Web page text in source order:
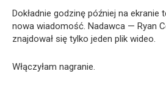
Dokładnie godzinę później na ekranie
nowa wiadomość. Nadawca — Ryan
znajdował się tylko jeden plik wideo.
Włączyłam nagranie.